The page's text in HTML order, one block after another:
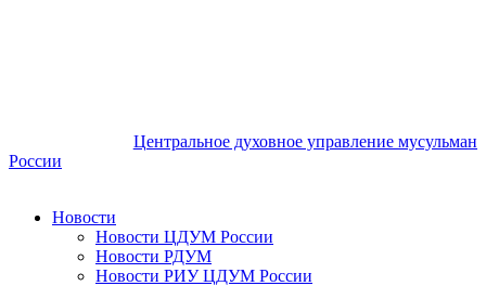
Центральное духовное управление мусульман
России
Новости
Новости ЦДУМ России
Новости РДУМ
Новости РИУ ЦДУМ России